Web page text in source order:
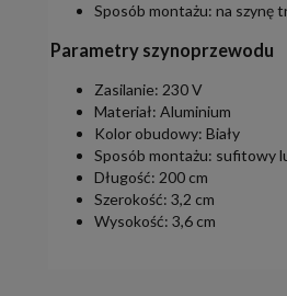
Sposób montażu: na szynę
Parametry szynoprzewodu
Zasilanie: 230 V
Materiał: Aluminium
Kolor obudowy: Biały
Sposób montażu: sufitowy
Długość: 200 cm
Szerokość: 3,2 cm
Wysokość: 3,6 cm